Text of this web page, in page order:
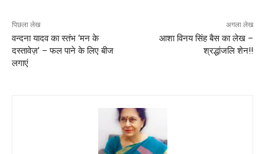
पिछला लेख
वन्दना यादव का स्तंभ ‘मन के
दस्तावेज़’ – फल पाने के लिए बीज
लगाएं
अगला लेख
आशा विनय सिंह बैस का लेख –
श्रद्धांजलि शेन!!